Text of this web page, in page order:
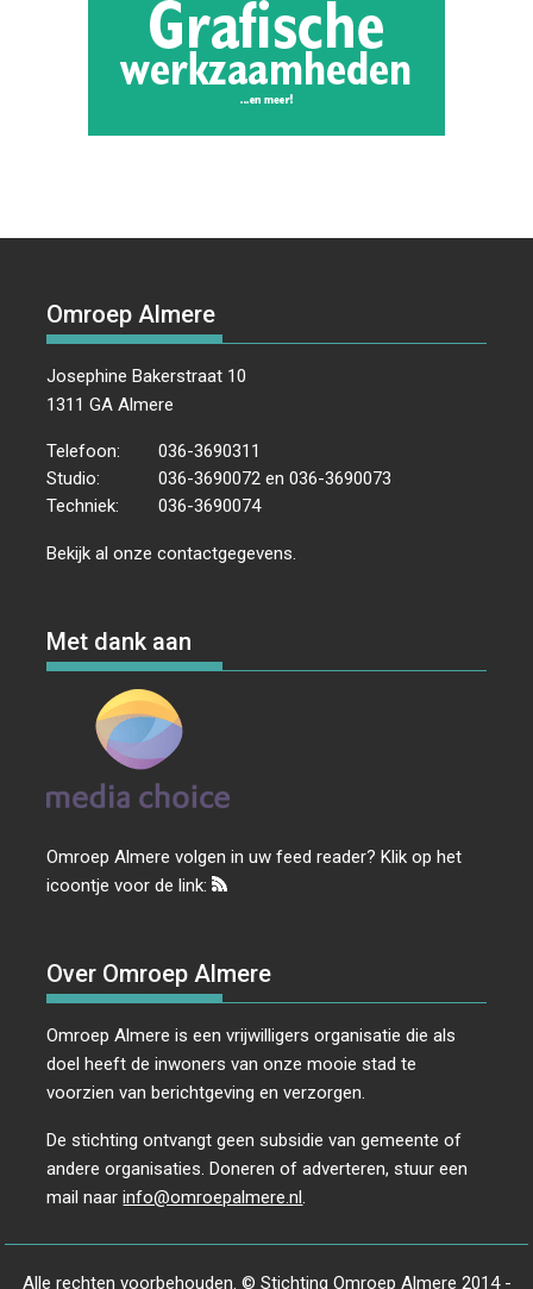
Omroep Almere
Josephine Bakerstraat 10
1311 GA Almere
Telefoon:
036-3690311
Studio:
036-3690072 en 036-3690073
Techniek:
036-3690074
Bekijk al onzecontactgegevens.
Met dank aan
Omroep Almere volgen in uw feed reader? Klik op het
icoontje voor de link:
Over Omroep Almere
Omroep Almere is een vrijwilligers organisatie die als
doel heeft de inwoners van onze mooie stad te
voorzien van berichtgeving en verzorgen.
De stichting ontvangt geen subsidie van gemeente of
andere organisaties. Doneren of adverteren, stuur een
mail naarinfo@omroepalmere.nl.
Alle rechten voorbehouden. © Stichting Omroep Almere 2014 -